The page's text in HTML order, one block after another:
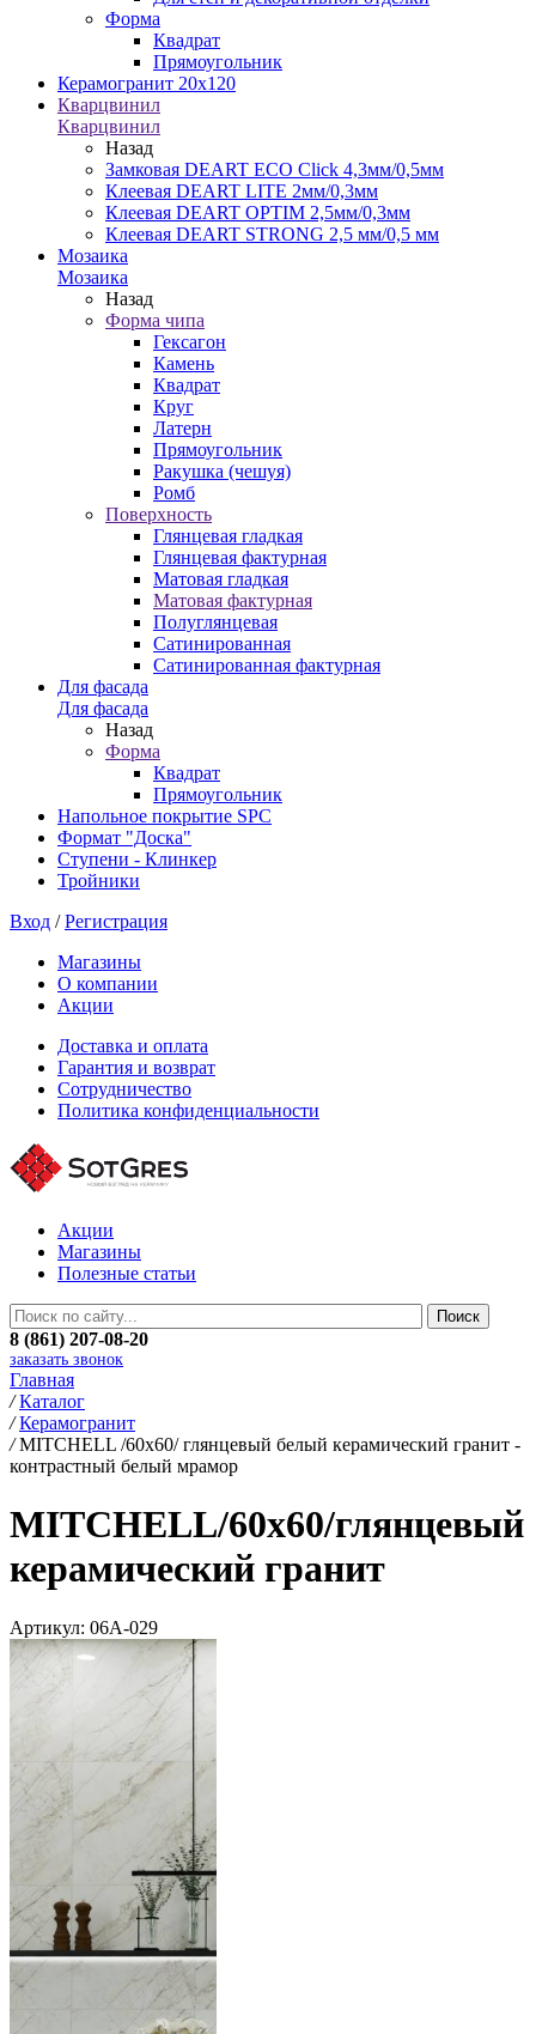
Форма
Квадрат
Прямоугольник
Керамогранит 20х120
Кварцвинил
Кварцвинил
Назад
Замковая DEART ECO Click 4,3мм/0,5мм
Клеевая DEART LITE 2мм/0,3мм
Клеевая DEART OPTIM 2,5мм/0,3мм
Клеевая DEART STRONG 2,5 мм/0,5 мм
Мозаика
Мозаика
Назад
Форма чипа
Гексагон
Камень
Квадрат
Круг
Латерн
Прямоугольник
Ракушка (чешуя)
Ромб
Поверхность
Глянцевая гладкая
Глянцевая фактурная
Матовая гладкая
Матовая фактурная
Полуглянцевая
Сатинированная
Сатинированная фактурная
Для фасада
Для фасада
Назад
Форма
Квадрат
Прямоугольник
Напольное покрытие SPC
Формат "Доска"
Ступени - Клинкер
Тройники
Вход /Регистрация
Магазины
О компании
Акции
Доставка и оплата
Гарантия и возврат
Сотрудничество
Политика конфиденциальности
Акции
Магазины
Полезные статьи
8 (861) 207-08-20
заказать звонок
Главная
/ Каталог
/ Керамогранит
/ MITCHELL /60х60/ глянцевый белый керамический гранит -
контрастный белый мрамор
MITCHELL/60х60/глянцевый
керамический гранит
Артикул: 06A-029